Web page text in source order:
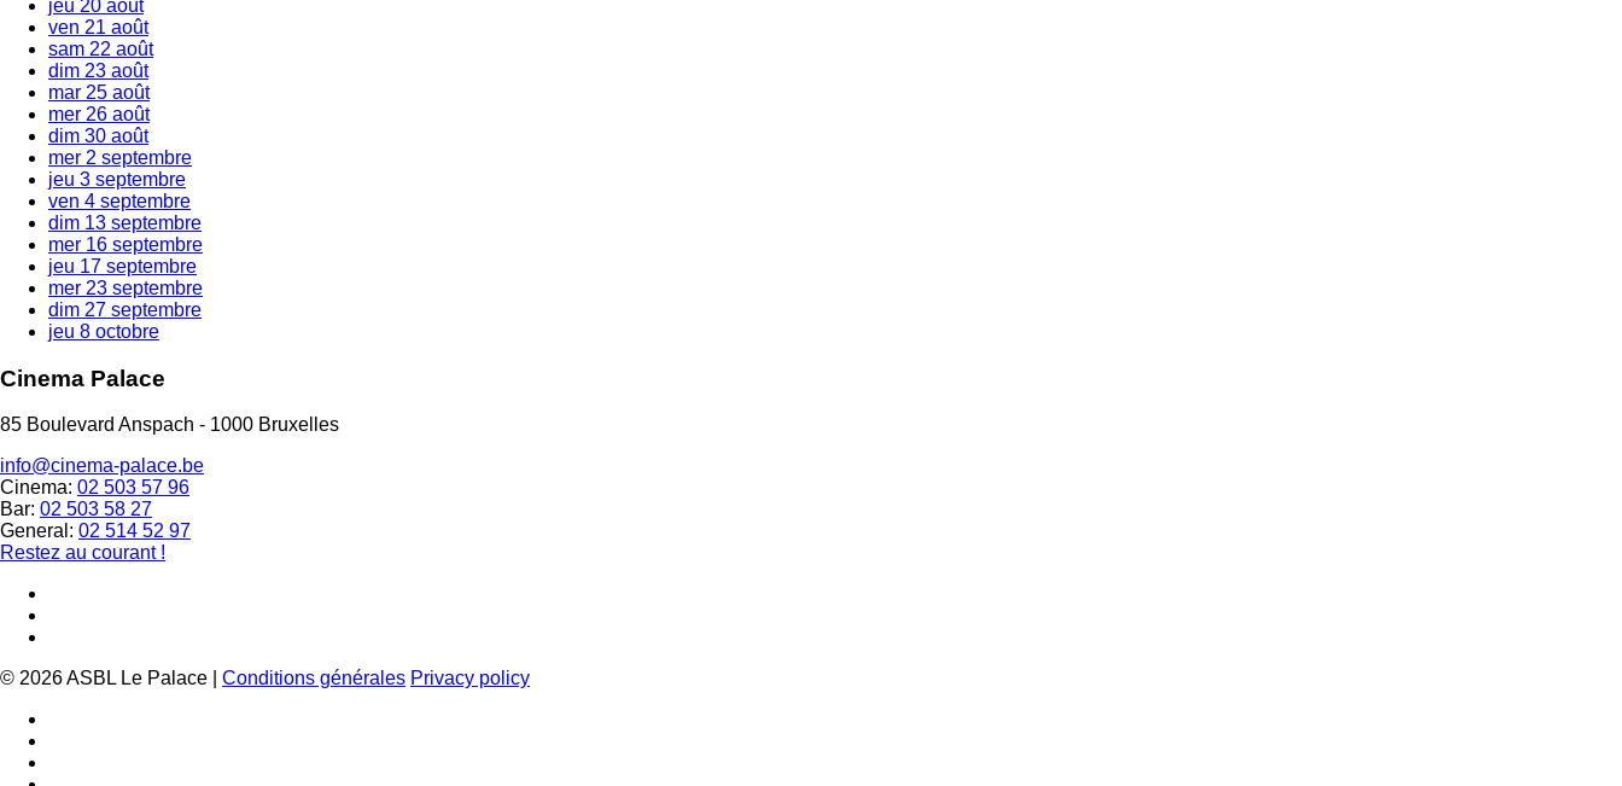
jeu 20 août
ven 21 août
sam 22 août
dim 23 août
mar 25 août
mer 26 août
dim 30 août
mer 2 septembre
jeu 3 septembre
ven 4 septembre
dim 13 septembre
mer 16 septembre
jeu 17 septembre
mer 23 septembre
dim 27 septembre
jeu 8 octobre
Cinema Palace
85 Boulevard Anspach - 1000 Bruxelles
info@cinema-palace.be
Cinema: 02 503 57 96
Bar: 02 503 58 27
General: 02 514 52 97
Restez au courant !
© 2026 ASBL Le Palace | Conditions générales Privacy policy